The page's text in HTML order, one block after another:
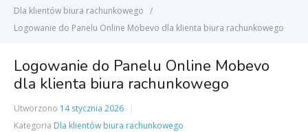
Dla klientów biura rachunkowego
Logowanie do Panelu Online Mobevo dla klienta biura rachunkowego
Logowanie do Panelu Online Mobevo
dla klienta biura rachunkowego
Utworzono 14 stycznia 2026
Kategoria Dla klientów biura rachunkowego